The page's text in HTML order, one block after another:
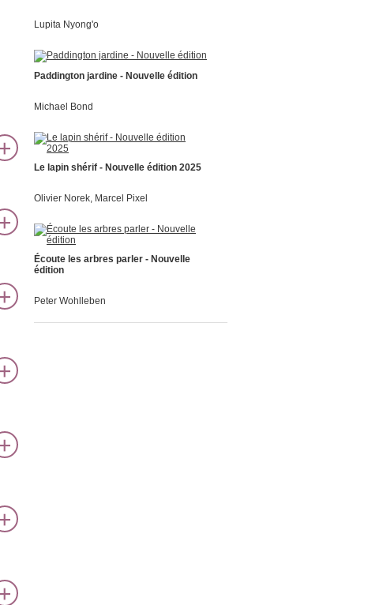
Lupita Nyong'o
Paddington jardine - Nouvelle édition
Michael Bond
Le lapin shérif - Nouvelle édition 2025
Olivier Norek, Marcel Pixel
Écoute les arbres parler - Nouvelle
édition
Peter Wohlleben